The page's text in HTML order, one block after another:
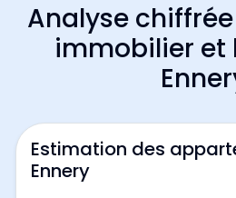
Analyse
immobilier et
Estimation des
Ennery